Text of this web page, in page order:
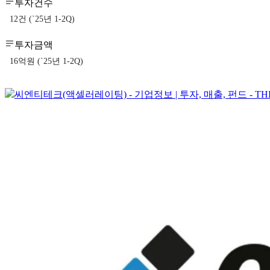
투자건수
12건 (`25년 1-2Q)
투자금액
16억원 (`25년 1-2Q)
씨엔티테크(액셀러레이팅) - 기업정보 | 투자, 매출, 펀드 -